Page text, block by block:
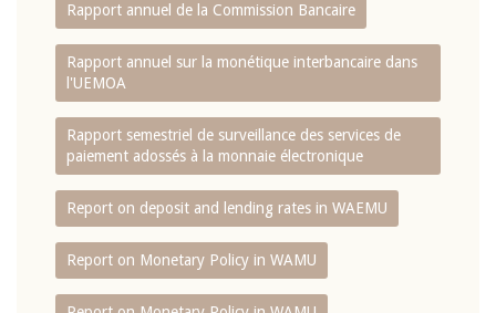
Rapport annuel de la Commission Bancaire
Rapport annuel sur la monétique interbancaire dans
l'UEMOA
Rapport semestriel de surveillance des services de
paiement adossés à la monnaie électronique
Report on deposit and lending rates in WAEMU
Report on Monetary Policy in WAMU